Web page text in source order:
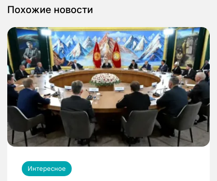
Похожие новости
Интересное